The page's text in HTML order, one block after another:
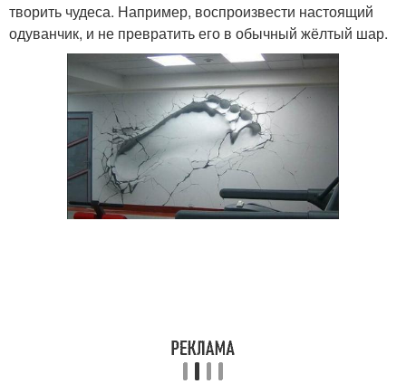
творить чудеса. Например, воспроизвести настоящий
одуванчик, и не превратить его в обычный жёлтый шар.